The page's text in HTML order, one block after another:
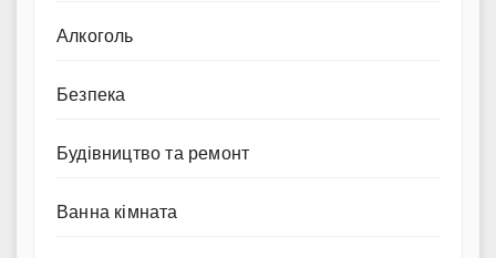
Алкоголь
Безпека
Будівництво та ремонт
Ванна кімната